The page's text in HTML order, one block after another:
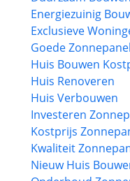
Energiezuinig
Exclusieve
Goede
Huis Bouwen
Huis Renoveren
Huis Verbouwen
Investeren
Kostprijs
Kwaliteit
Nieuw Huis